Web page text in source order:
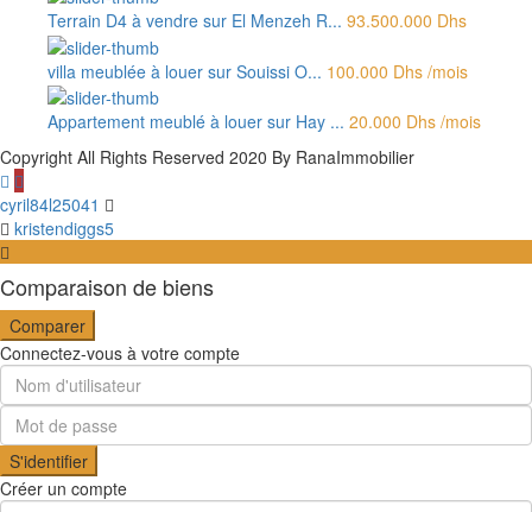
Terrain D4 à vendre sur El Menzeh R... 93.500.000 Dhs
villa meublée à louer sur Souissi O... 100.000 Dhs /mois
Appartement meublé à louer sur Hay ... 20.000 Dhs /mois
Copyright All Rights Reserved 2020 By RanaImmobilier
cyril84l25041
kristendiggs5
Comparaison de biens
Comparer
Connectez-vous à votre compte
S'identifier
Créer un compte